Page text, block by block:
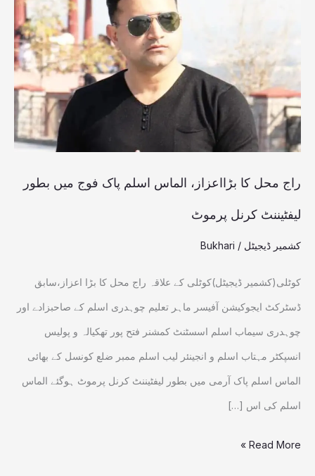
راج محل کا بڑااعزاز، الماس اسلم پاک فوج میں بطور
لیفٹیننٹ کرنل پرموٹ
کشمیر ڈیجیٹل /
Bukhari
کوٹلی(کشمیر ڈیجیٹل)کوٹلی کے علاقہ راج محل کا بڑا اعزاز،سابق
ڈسٹرکٹ ایجوکیشن آفیسر ماہر تعلیم چوہدری اسلم کے صاحبزادے اور
چوہدری سیماب اسلم اسسٹنٹ کمشنر فتح پور تھکیالہ و پولیس
انسپکٹر مہتاب اسلم و انجینئر لیب اسلم ممبر ضلع کونسل کے بھائی
الماس اسلم پاک آرمی میں بطور لیفٹیننٹ کرنل پرموٹ ہوگئے الماس
اسلم کی اس […]
بڑااعزاز،
اسلم
پاک
فوج
میں بطور
پرموٹ
Read More »